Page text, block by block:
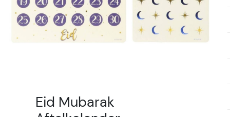
Eid Mubarak